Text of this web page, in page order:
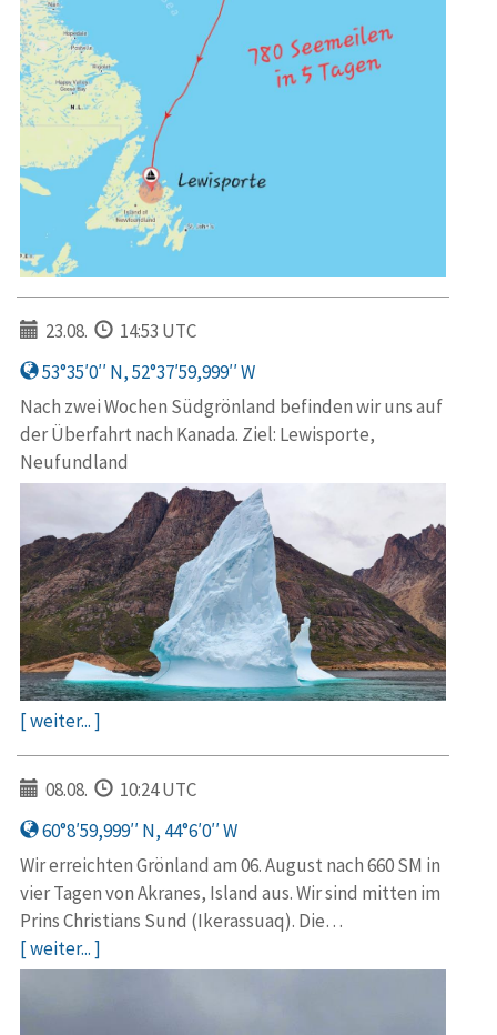
23.08.
14:53 UTC
53°35′0′′ N, 52°37′59,999′′ W
Nach zwei Wochen Südgrönland befinden wir uns auf
der Überfahrt nach Kanada. Ziel: Lewisporte,
Neufundland
[ weiter... ]
08.08.
10:24 UTC
60°8′59,999′′ N, 44°6′0′′ W
Wir erreichten Grönland am 06. August nach 660 SM in
vier Tagen von Akranes, Island aus. Wir sind mitten im
Prins Christians Sund (Ikerassuaq). Die…
[ weiter... ]